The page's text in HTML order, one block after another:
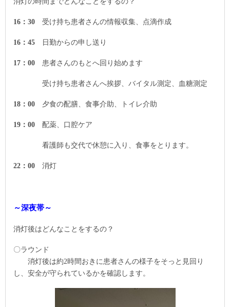
16 ： 30 受け持ち患者さんの情報収集、点滴作成
16 ： 45 日勤からの申し送り
17 ： 00 患者さんのもとへ回り始めます
受け持ち患者さんへ挨拶、バイタル測定、血糖測定
18 ： 00 夕食の配膳、食事介助、トイレ介助
19 ： 00 配薬、口腔ケア
看護師も交代で休憩に入り、食事をとります。
22 ： 00 消灯
～深夜帯～
消灯後はどんなことをするの？
〇ラウンド
消灯後は約2時間おきに患者さんの様子をそっと見回り
し、安全が守られているかを確認 します。